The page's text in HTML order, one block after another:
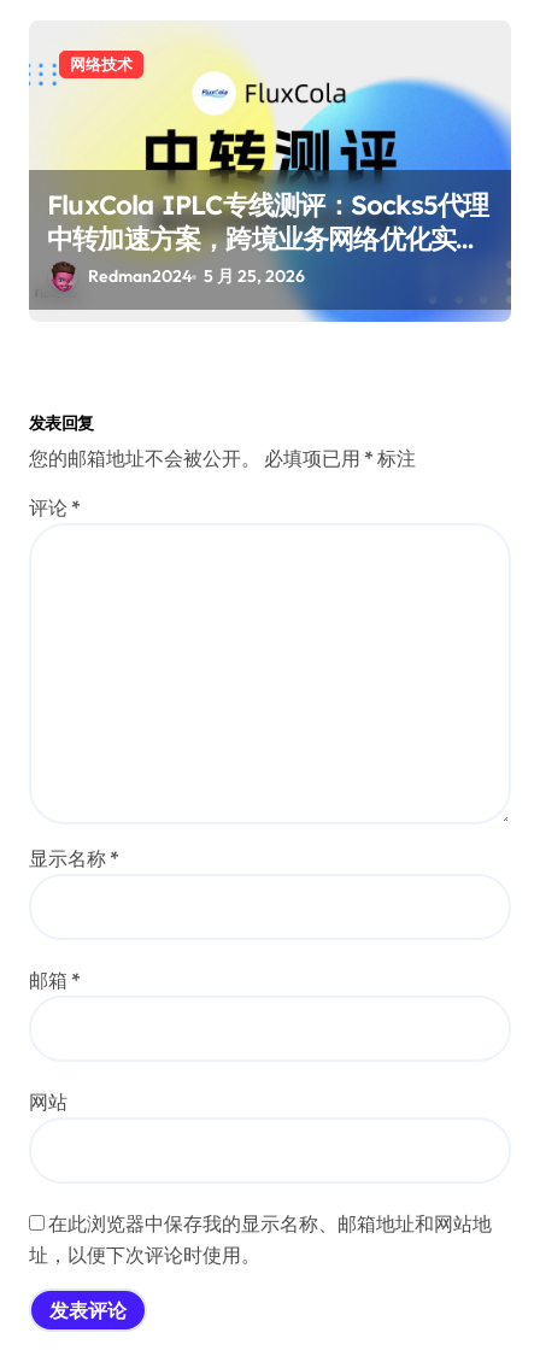
网络技术
FluxCola IPLC专线测评：Socks5代理
中转加速方案，跨境业务网络优化实测
| Redman
Redman2024 5 月 25, 2026
发表回复
您的邮箱地址不会被公开。 必填项已用 * 标注
评论 *
显示名称 *
邮箱 *
网站
在此浏览器中保存我的显示名称、邮箱地址和网站地
址，以便下次评论时使用。